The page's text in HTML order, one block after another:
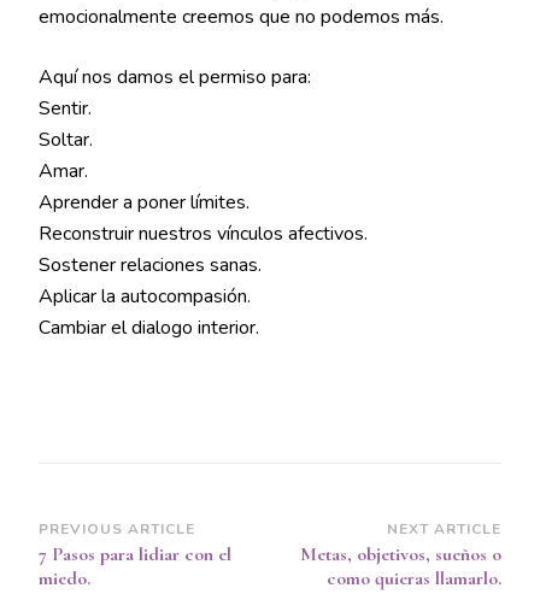
emocionalmente creemos que no podemos más.
Aquí nos damos el permiso para:
Sentir.
Soltar.
Amar.
Aprender a poner límites.
Reconstruir nuestros vínculos afectivos.
Sostener relaciones sanas.
Aplicar la autocompasión.
Cambiar el dialogo interior.
Post
Navigation
PREVIOUS ARTICLE
7 Pasos para lidiar con el
miedo.
NEXT ARTICLE
Metas, objetivos, sueños o
como quieras llamarlo.